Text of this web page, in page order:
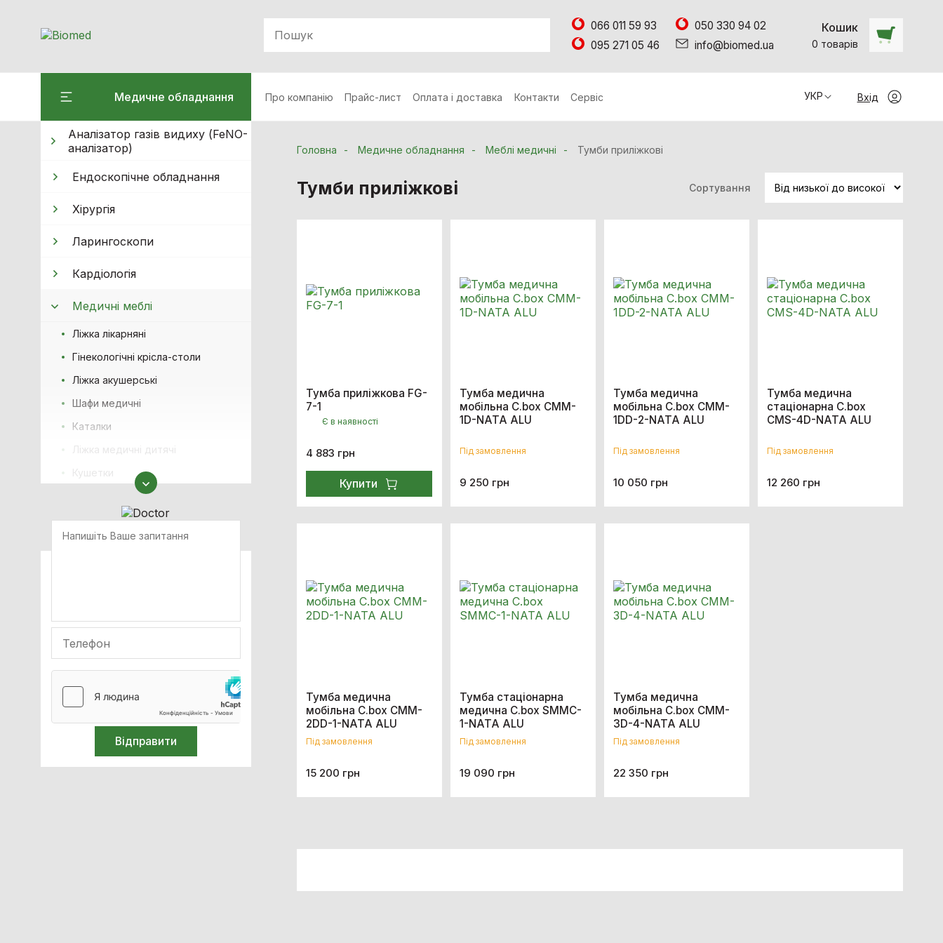
066 011 59 93
050 330 94 02
095 271 05 46
info@biomed.ua
Кошик
0 товарiв
Медичне обладнання Про компанію Прайс-лист Оплата і доставка Контакти Сервіс УКР Вхід
Аналізатор газів видиху (FeNO-
аналізатор)
Ендоскопічне обладнання
Хiрургiя
Ларингоскопи
Кардiологiя
Медичні меблі
Ліжка лікарняні
Гінекологічні крісла-столи
Ліжка акушерські
Шафи медичні
Каталки
Тумби приліжкові
Меблі з нержавіючої сталі
Обладнання для неонатології
Обладнання для імобілізації
Реабілітація
Кисневе обладнання
Апарати ШВЛ
Головна Медичне обладнання Меблі медичні Тумби приліжкові
Тумби приліжкові Сортування
Тумба приліжкова FG-
7-1
Є в наявності
4 883 грн
Купити
Тумба медична
мобільна C.box CMM-
1D-NATA ALU
Під замовлення
9 250 грн
Тумба медична
мобільна C.box CMM-
1DD-2-NATA ALU
Під замовлення
10 050 грн
Тумба медична
стаціонарна C.box
CMS-4D-NATA ALU
Під замовлення
12 260 грн
Тумба медична
мобільна C.box CMM-
2DD-1-NATA ALU
Під замовлення
15 200 грн
Тумба стаціонарна
медична C.box SMMC-
1-NATA ALU
Під замовлення
19 090 грн
Тумба медична
мобільна C.box CMM-
3D-4-NATA ALU
Під замовлення
22 350 грн